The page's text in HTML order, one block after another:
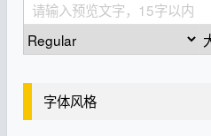
字体风格